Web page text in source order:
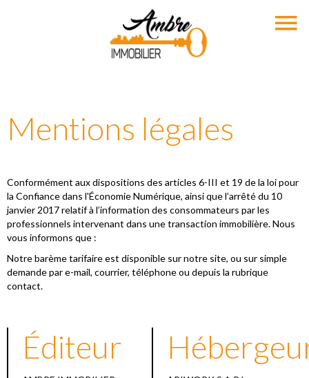
Mentions légales
Conformément aux dispositions des articles 6-III et 19 de la loi pour
la Confiance dans l'Économie Numérique, ainsi que l’arrêté du 10
janvier 2017 relatif à l’information des consommateurs par les
professionnels intervenant dans une transaction immobilière. Nous
vous informons que :
Notre barème tarifaire est disponible sur notre site, ou sur simple
demande par e-mail, courrier, téléphone ou depuis la rubrique
contact.
Éditeur